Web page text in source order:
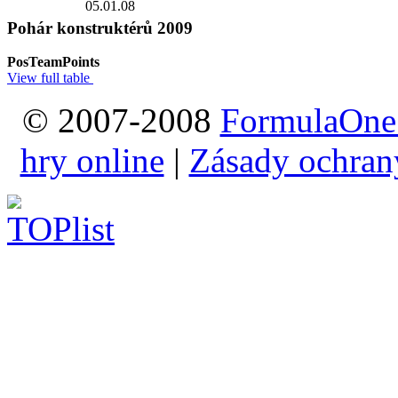
05.01.08
Pohár konstruktérů 2009
PosTeamPoints
View full table
© 2007-2008
hry online | Zásady